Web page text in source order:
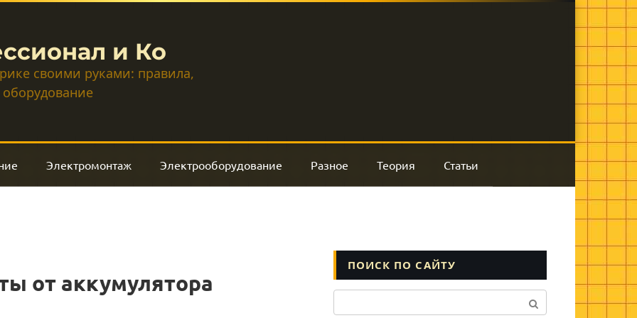
и Ко
своими руками: правила,
Электромонтаж Электрооборудование Разное Теория Статьи
от аккумулятора
ПОИСК ПО САЙТУ